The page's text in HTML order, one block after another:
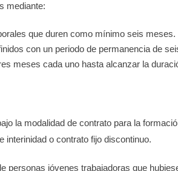
mediante:
que duren como mínimo seis meses.
con un periodo de permanencia de
meses cada uno hasta alcanzar la
la modalidad de contrato para la
interinidad o contrato fijo discontinuo.
personas jóvenes trabajadoras que